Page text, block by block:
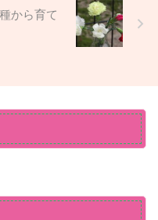
から育て